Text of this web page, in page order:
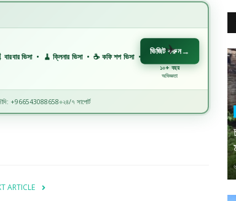
• 🧹 ক্লিনার ভিসা • ☕ কফি শপ ভিসা • 🏗️ কনস্ট্রাকশন ভিসা • 🏭 ফ্যাক্টরি
ভিজিট করুন→
১০+ বছর
অভিজ্ঞতা
+966543088658◆২৪/৭ সাপোর্ট
ARTICLE